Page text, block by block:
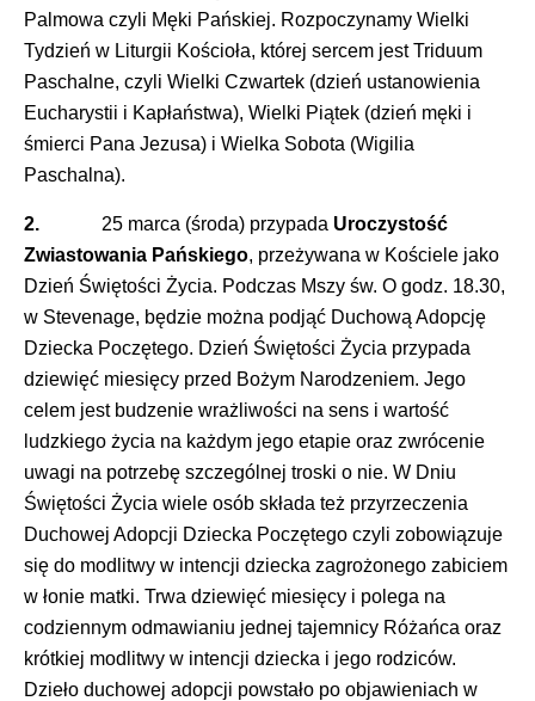
Palmowa czyli Męki Pańskiej. Rozpoczynamy Wielki
Tydzień w Liturgii Kościoła, której sercem jest Triduum
Paschalne, czyli Wielki Czwartek (dzień ustanowienia
Eucharystii i Kapłaństwa), Wielki Piątek (dzień męki i
śmierci Pana Jezusa) i Wielka Sobota (Wigilia
Paschalna).
2. 25 marca (środa) przypada Uroczystość
Zwiastowania Pańskiego, przeżywana w Kościele jako
Dzień Świętości Życia. Podczas Mszy św. O godz. 18.30,
w Stevenage, będzie można podjąć Duchową Adopcję
Dziecka Poczętego. Dzień Świętości Życia przypada
dziewięć miesięcy przed Bożym Narodzeniem. Jego
celem jest budzenie wrażliwości na sens i wartość
ludzkiego życia na każdym jego etapie oraz zwrócenie
uwagi na potrzebę szczególnej troski o nie. W Dniu
Świętości Życia wiele osób składa też przyrzeczenia
Duchowej Adopcji Dziecka Poczętego czyli zobowiązuje
się do modlitwy w intencji dziecka zagrożonego zabiciem
w łonie matki. Trwa dziewięć miesięcy i polega na
codziennym odmawianiu jednej tajemnicy Różańca oraz
krótkiej modlitwy w intencji dziecka i jego rodziców.
Dzieło duchowej adopcji powstało po objawieniach w